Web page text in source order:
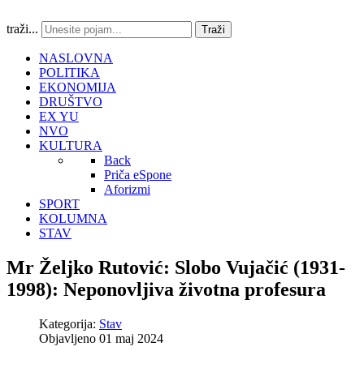
traži... Traži
NASLOVNA
POLITIKA
EKONOMIJA
DRUŠTVO
EX YU
NVO
KULTURA
Back
Priča eSpone
Aforizmi
SPORT
KOLUMNA
STAV
Mr Željko Rutović: Slobo Vujačić (1931-
1998): Neponovljiva životna profesura
Kategorija: Stav
Objavljeno 01 maj 2024